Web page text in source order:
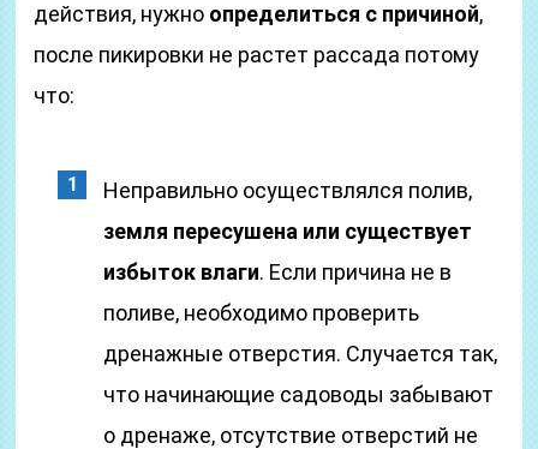
действия, нужно определиться с причиной,
после пикировки не растет рассада потому
что:
Неправильно осуществлялся полив,
земля пересушена или существует
избыток влаги. Если причина не в
поливе, необходимо проверить
дренажные отверстия. Случается так,
что начинающие садоводы забывают
о дренаже, отсутствие отверстий не